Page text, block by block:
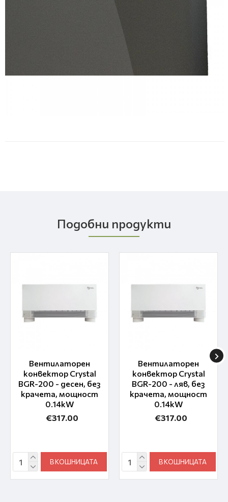
Подобни продукти
Вентилаторен
конвектор Crystal
BGR-200 - десен, без
крачета, мощност
0.14kW
€317.00
В КОШНИЦАТА
Вентилаторен
конвектор Crystal
BGR-200 - ляв, без
крачета, мощност
0.14kW
€317.00
В КОШНИЦАТА